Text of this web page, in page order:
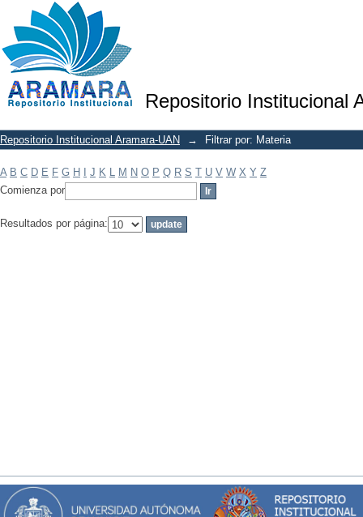
Repositorio Institucional
Filtrar por: Materia
Repositorio Institucional Aramara-UAN → Filtrar por: Materia
A B C D E F G H J K L M N O P Q R S T U V W X Y Z
Comienza por
Resultados por página: